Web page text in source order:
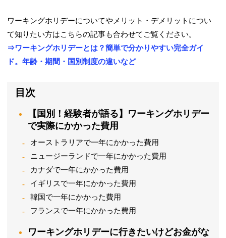
ワーキングホリデーについてやメリット・デメリットについ
て知りたい方はこちらの記事も合わせてご覧ください。
⇒ワーキングホリデーとは？簡単で分かりやすい完全ガイ
ド。年齢・期間・国別制度の違いなど
目次
【国別！経験者が語る】ワーキングホリデー
で実際にかかった費用
オーストラリアで一年にかかった費用
ニュージーランドで一年にかかった費用
カナダで一年にかかった費用
イギリスで一年にかかった費用
韓国で一年にかかった費用
フランスで一年にかかった費用
ワーキングホリデーに行きたいけどお金がな